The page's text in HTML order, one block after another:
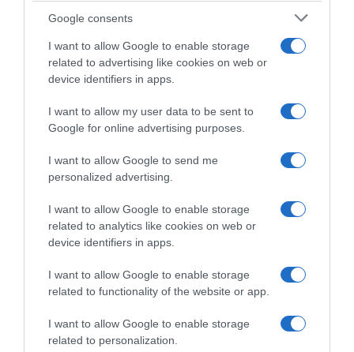
Google consents
I want to allow Google to enable storage
related to advertising like cookies on web or
device identifiers in apps.
I want to allow my user data to be sent to
Google for online advertising purposes.
I want to allow Google to send me
personalized advertising.
I want to allow Google to enable storage
related to analytics like cookies on web or
device identifiers in apps.
I want to allow Google to enable storage
related to functionality of the website or app.
I want to allow Google to enable storage
related to personalization.
Επιβεβαίωσε δημόσια τη ρήξη με την οικογένειά του
20.01.2026 - 09:28
Μπρούκλιν Μπέκαμ: Ζητά από τους γονείς